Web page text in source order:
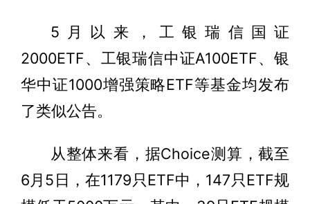
5月以来，工银瑞信国证
2000ETF、工银瑞信中证A100ETF、银
华中证1000增强策略ETF等基金均发布
了类似公告。
从整体来看，据Choice测算，截至
6月5日，在1179只ETF中，147只ETF规